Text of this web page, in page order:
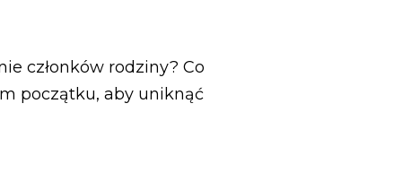
członków rodziny? Co
początku, aby uniknąć